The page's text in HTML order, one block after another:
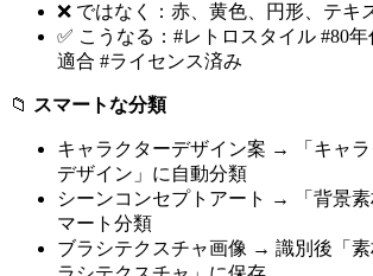
❌ ではなく：赤、黄色、円形、テキ
✅ こうなる：#レトロスタイル #80年
適合 #ライセンス済み
📁 スマートな分類
キャラクターデザイン案 → 「キャ
デザイン」に自動分類
シーンコンセプトアート → 「背景
マート分類
ブラシテクスチャ画像 → 識別後「